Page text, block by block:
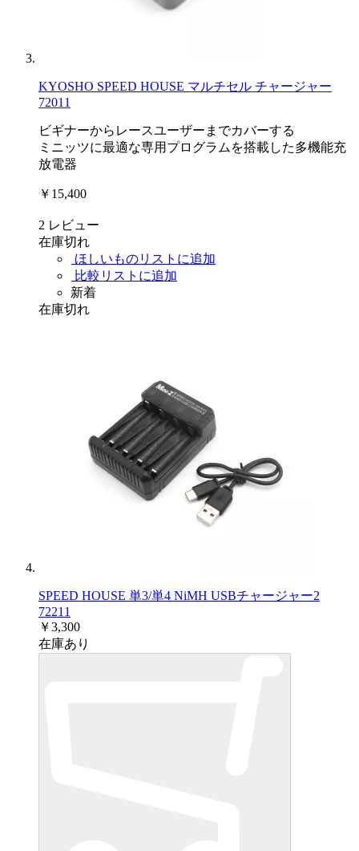
KYOSHO SPEED HOUSE マルチセル チャージャー
72011
ビギナーからレースユーザーまでカバーする
ミニッツに最適な専用プログラムを搭載した多機能充
放電器
￥15,400
2 レビュー
在庫切れ
ほしいものリストに追加
比較リストに追加
新着
在庫切れ
SPEED HOUSE 単3/単4 NiMH USBチャージャー2
72211
￥3,300
在庫あり